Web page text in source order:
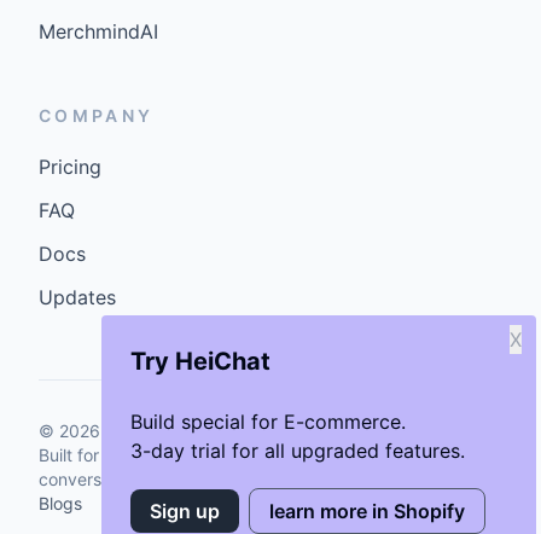
Try HeiChat
Build special for E-commerce.
3-day trial for all upgraded features.
X
Sign up learn more in Shopify
MerchmindAI
COMPANY
Pricing
FAQ
Docs
Updates
© 2026 GenCybers Inc. All rights reserved.
Built for storefronts that want faster answers and cleaner
conversions.
Blogs